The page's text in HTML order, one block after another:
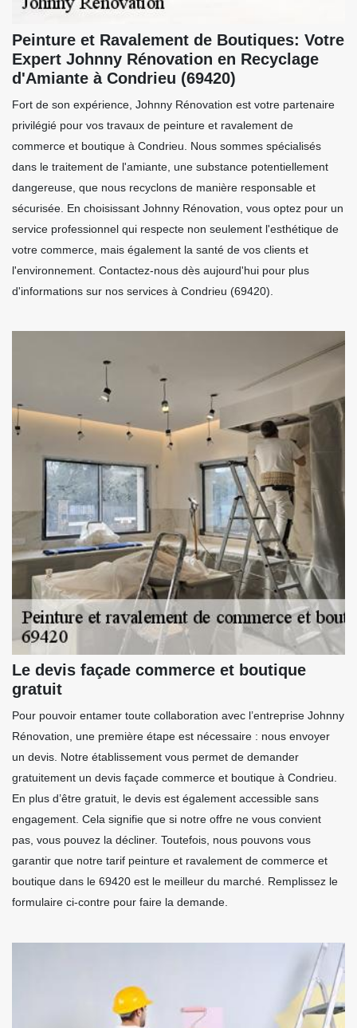
Peinture et Ravalement de Boutiques: Votre
Expert Johnny Rénovation en Recyclage
d'Amiante à Condrieu (69420)
Fort de son expérience, Johnny Rénovation est votre partenaire
privilégié pour vos travaux de peinture et ravalement de
commerce et boutique à Condrieu. Nous sommes spécialisés
dans le traitement de l'amiante, une substance potentiellement
dangereuse, que nous recyclons de manière responsable et
sécurisée. En choisissant Johnny Rénovation, vous optez pour un
service professionnel qui respecte non seulement l'esthétique de
votre commerce, mais également la santé de vos clients et
l'environnement. Contactez-nous dès aujourd'hui pour plus
d'informations sur nos services à Condrieu (69420).
Le devis façade commerce et boutique
gratuit
Pour pouvoir entamer toute collaboration avec l’entreprise Johnny
Rénovation, une première étape est nécessaire : nous envoyer
un devis. Notre établissement vous permet de demander
gratuitement un devis façade commerce et boutique à Condrieu.
En plus d’être gratuit, le devis est également accessible sans
engagement. Cela signifie que si notre offre ne vous convient
pas, vous pouvez la décliner. Toutefois, nous pouvons vous
garantir que notre tarif peinture et ravalement de commerce et
boutique dans le 69420 est le meilleur du marché. Remplissez le
formulaire ci-contre pour faire la demande.